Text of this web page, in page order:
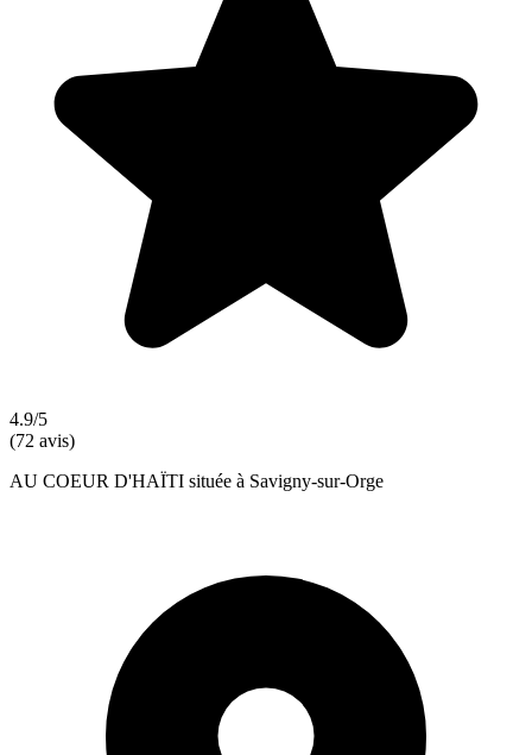
4.9/5
(72 avis)
AU COEUR D'HAÏTI située à Savigny-sur-Orge